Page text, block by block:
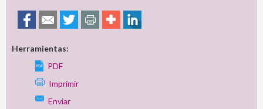
Herramientas:
PDF
Imprimir
Enviar